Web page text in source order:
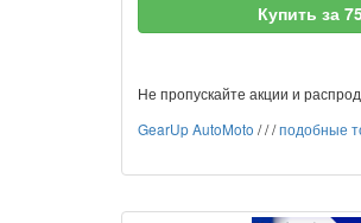
Купить за
Не пропускайте акции и
GearUp AutoMoto ///подобные